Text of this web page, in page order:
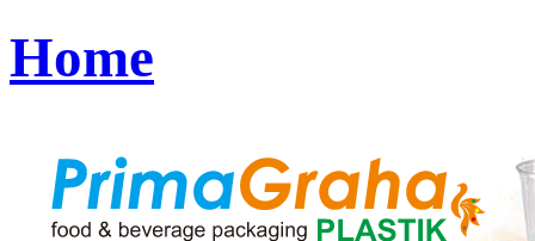
Home